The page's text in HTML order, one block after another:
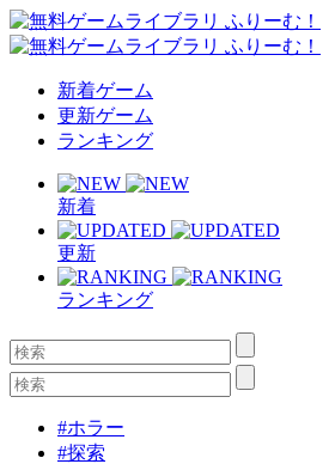
新着ゲーム
更新ゲーム
ランキング
新着
更新
ランキング
#ホラー
#探索